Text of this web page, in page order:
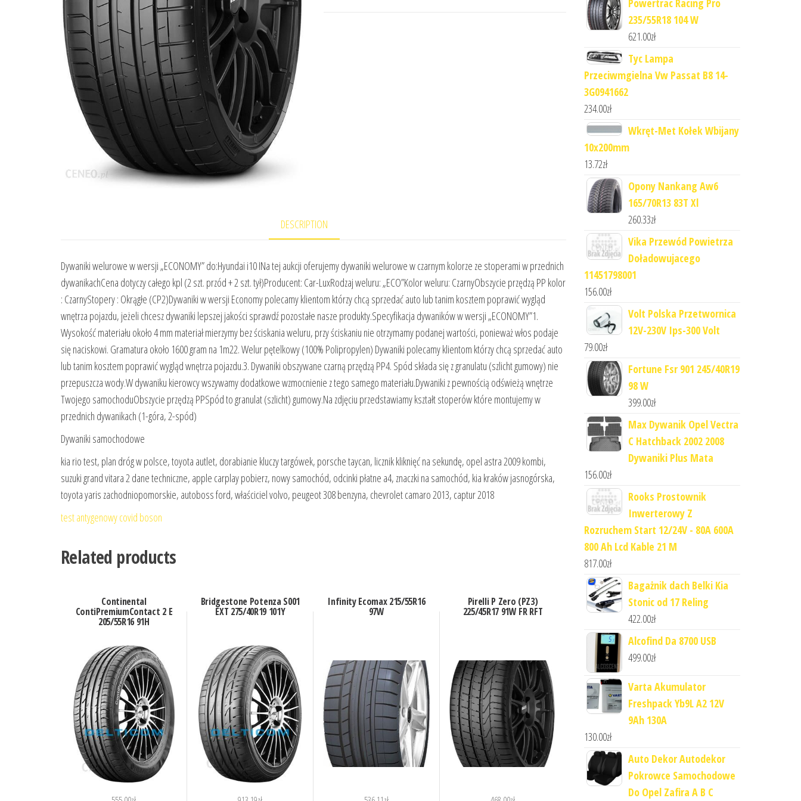
DESCRIPTION
Dywaniki welurowe w wersji „ECONOMY” do:Hyundai i10 INa tej aukcji oferujemy dywaniki welurowe w czarnym kolorze ze stoperami w przednich
dywanikachCena dotyczy całego kpl (2 szt. przód + 2 szt. tył)Producent: Car-LuxRodzaj weluru: „ECO”Kolor weluru: CzarnyObszycie przędzą PP kolor
: CzarnyStopery : Okrągłe (CP2)Dywaniki w wersji Economy polecamy klientom którzy chcą sprzedać auto lub tanim kosztem poprawić wygląd
wnętrza pojazdu, jeżeli chcesz dywaniki lepszej jakości sprawdź pozostałe nasze produkty.Specyfikacja dywaników w wersji „ECONOMY”1.
Wysokość materiału około 4 mm materiał mierzymy bez ściskania weluru, przy ściskaniu nie otrzymamy podanej wartości, ponieważ włos podaje
się naciskowi. Gramatura około 1600 gram na 1m22. Welur pętelkowy (100% Polipropylen) Dywaniki polecamy klientom którzy chcą sprzedać auto
lub tanim kosztem poprawić wygląd wnętrza pojazdu.3. Dywaniki obszywane czarną przędzą PP4. Spód składa się z granulatu (szlicht gumowy) nie
przepuszcza wody.W dywaniku kierowcy wszywamy dodatkowe wzmocnienie z tego samego materiału.Dywaniki z pewnością odświeżą wnętrze
Twojego samochoduObszycie przędzą PPSpód to granulat (szlicht) gumowy.Na zdjęciu przedstawiamy kształt stoperów które montujemy w
przednich dywanikach (1-góra, 2-spód)
Dywaniki samochodowe
kia rio test, plan dróg w polsce, toyota autlet, dorabianie kluczy targówek, porsche taycan, licznik kliknięć na sekundę, opel astra 2009 kombi,
suzuki grand vitara 2 dane techniczne, apple carplay pobierz, nowy samochód, odcinki płatne a4, znaczki na samochód, kia kraków jasnogórska,
toyota yaris zachodniopomorskie, autoboss ford, właściciel volvo, peugeot 308 benzyna, chevrolet camaro 2013, captur 2018
test antygenowy covid boson
Related products
Continental
ContiPremiumContact 2 E
205/55R16 91H
Bridgestone Potenza S001
EXT 275/40R19 101Y
Infinity Ecomax 215/55R16
97W
Pirelli P Zero (PZ3)
225/45R17 91W FR RFT
Powertrac Racing Pro
235/55R18 104 W
621.00zł
Tyc Lampa
Przeciwmgielna Vw Passat B8 14-
3G0941662
234.00zł
Wkręt-Met Kołek Wbijany
10x200mm
13.72zł
Opony Nankang Aw6
165/70R13 83T Xl
260.33zł
Vika Przewód Powietrza
Doładowujacego
11451798001
156.00zł
Volt Polska Przetwornica
12V-230V Ips-300 Volt
79.00zł
Fortune Fsr 901 245/40R19
98 W
399.00zł
Max Dywanik Opel Vectra
C Hatchback 2002 2008
Dywaniki Plus Mata
156.00zł
Rooks Prostownik
Inwerterowy Z
Rozruchem Start 12/24V - 80A 600A
800 Ah Lcd Kable 21 M
817.00zł
Bagażnik dach Belki Kia
Stonic od 17 Reling
422.00zł
Alcofind Da 8700 USB
499.00zł
Varta Akumulator
Freshpack Yb9L A2 12V
9Ah 130A
130.00zł
Auto Dekor Autodekor
Pokrowce Samochodowe
Do Opel Zafira A B C